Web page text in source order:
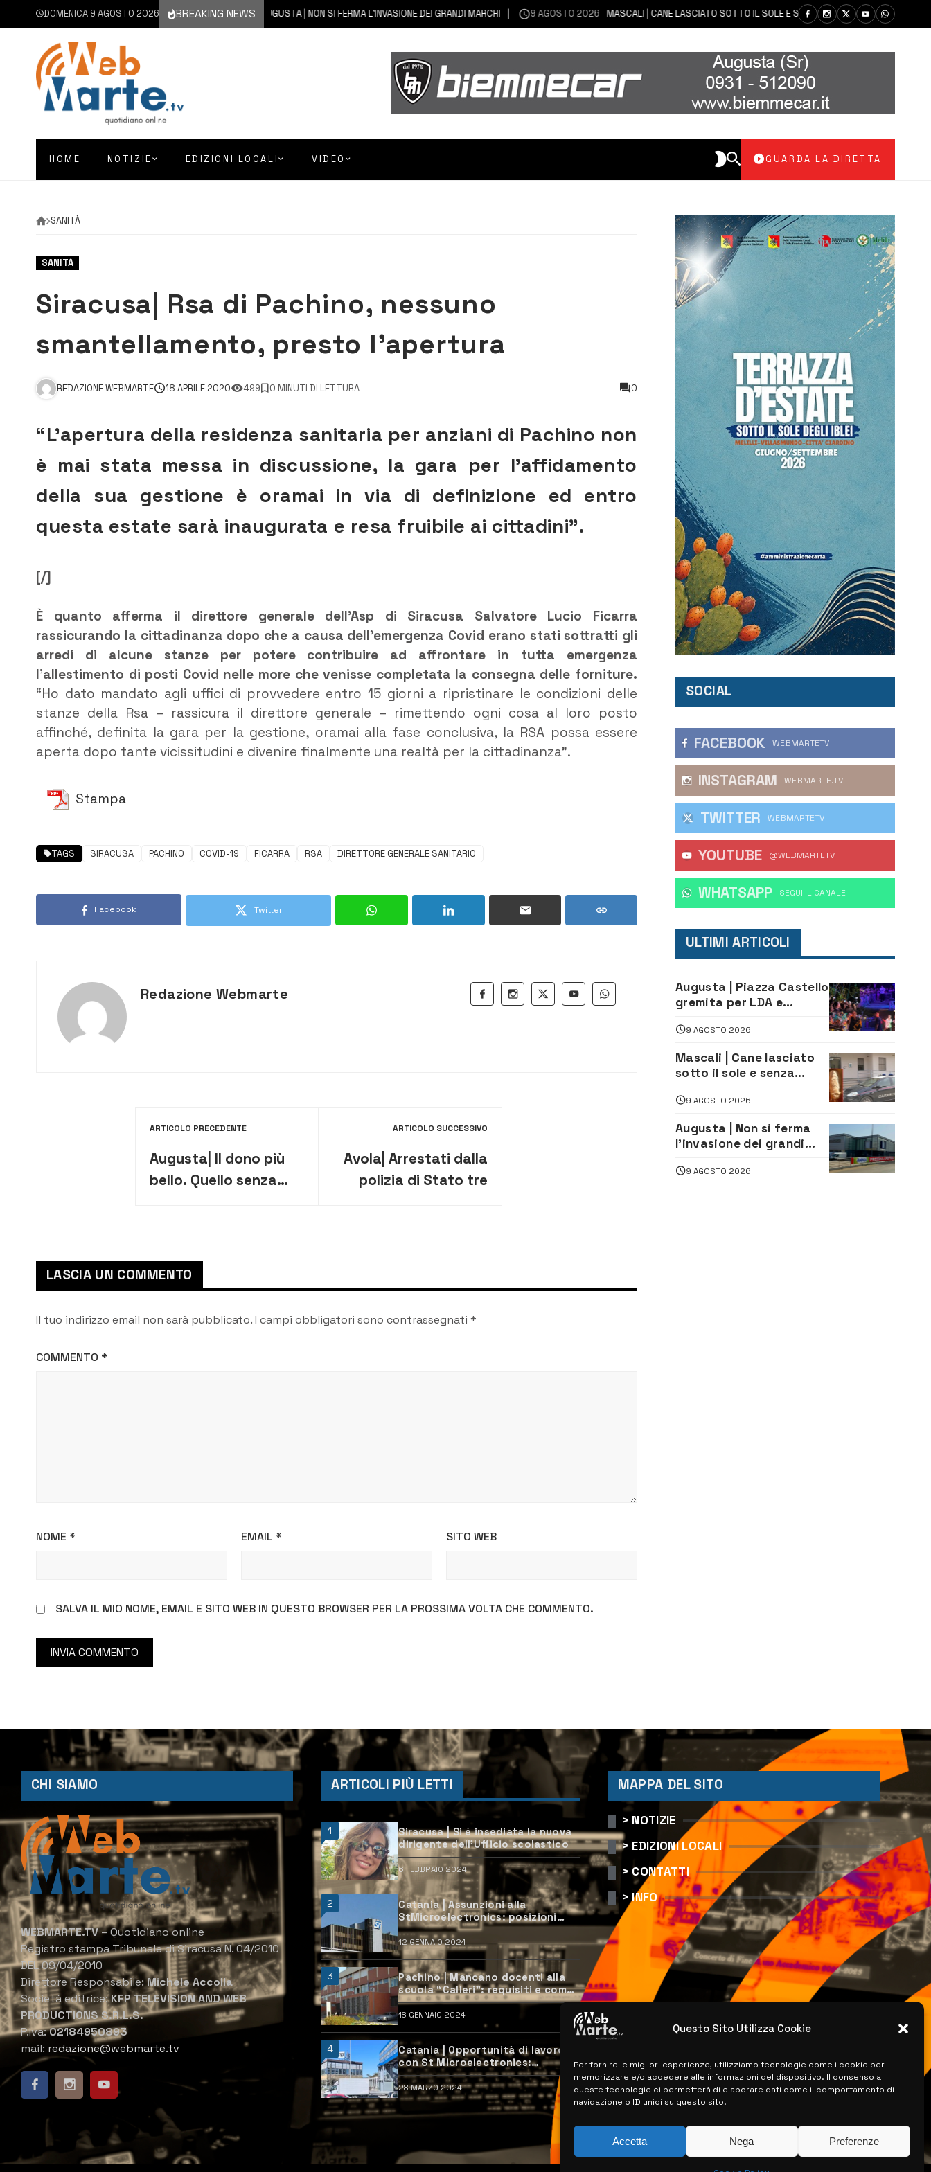
Questo Sito Utilizza Cookie
Per fornire le migliori esperienze, utilizziamo tecnologie come i cookie per
memorizzare e/o accedere alle informazioni del dispositivo. Il consenso a
queste tecnologie ci permetterà di elaborare dati come il comportamento di
navigazione o ID unici su questo sito.
Accetta Nega Preferenze
DOMENICA 9 AGOSTO 2026 BREAKING NEWS
9 AGOSTO 2026 AUGUSTA | NON SI FERMA L’INVASIONE DEI GRANDI MARCHI 9 AGOSTO 2026 MASCALI | CANE LASCIATO SOTTO IL SOLE E SENZA ACQUA: CARABINIERI
HOME NOTIZIE EDIZIONI LOCALI VIDEO GUARDA LA DIRETTA
SANITÀ
SANITÀ
Siracusa| Rsa di Pachino, nessuno
smantellamento, presto l’apertura
REDAZIONE WEBMARTE 18 APRILE 2020 499 0 MINUTI DI LETTURA 0
“L’apertura della residenza sanitaria per anziani di Pachino non
è mai stata messa in discussione, la gara per l’affidamento
della sua gestione è oramai in via di definizione ed entro
questa estate sarà inaugurata e resa fruibile ai cittadini”.
[/]
È quanto afferma il direttore generale dell’Asp di Siracusa Salvatore Lucio Ficarra
rassicurando la cittadinanza dopo che a causa dell’emergenza Covid erano stati sottratti gli
arredi di alcune stanze per potere contribuire ad affrontare in tutta emergenza
l’allestimento di posti Covid nelle more che venisse completata la consegna delle forniture.
“Ho dato mandato agli uffici di provvedere entro 15 giorni a ripristinare le condizioni delle
stanze della Rsa – rassicura il direttore generale – rimettendo ogni cosa al loro posto
affinché, definita la gara per la gestione, oramai alla fase conclusiva, la RSA possa essere
aperta dopo tante vicissitudini e divenire finalmente una realtà per la cittadinanza”.
Stampa
TAGS SIRACUSA PACHINO COVID-19 FICARRA RSA DIRETTORE GENERALE SANITARIO
Facebook Twitter
Redazione Webmarte
ARTICOLO PRECEDENTE
Augusta| Il dono più
bello. Quello senza
ARTICOLO SUCCESSIVO
Avola| Arrestati dalla
polizia di Stato tre
LASCIA UN COMMENTO
Il tuo indirizzo email non sarà pubblicato.I campi obbligatori sono contrassegnati *
COMMENTO *
NOME * EMAIL * SITO WEB
SALVA IL MIO NOME, EMAIL E SITO WEB IN QUESTO BROWSER PER LA PROSSIMA VOLTA CHE COMMENTO.
SOCIAL
FACEBOOK WEBMARTETV
INSTAGRAM WEBMARTE.TV
TWITTER WEBMARTETV
YOUTUBE @WEBMARTETV
WHATSAPP ‎SEGUI IL CANALE
ULTIMI ARTICOLI
Augusta | Piazza Castello
gremita per LDA e
ed emozioni per
“Augusta d’Estate”
9 AGOSTO 2026
Mascali | Cane lasciato
sotto il sole e senza
denunciano proprietario
9 AGOSTO 2026
Augusta | Non si ferma
l’invasione dei grandi
9 AGOSTO 2026
CHI SIAMO
WEBMARTE.TV– Quotidiano online
Registro stampa Tribunale di Siracusa N. 04/2010
DEL 09/04/2010
Direttore Responsabile:Michele Accolla
Società editrice:KFP TELEVISION AND WEB
PRODUCTIONS S.R.L.S.
P.Iva:02184950893
mail: redazione@webmarte.tv
ARTICOLI PIÙ LETTI
1
Siracusa | Si è insediata la nuova
dirigente dell’Ufficio scolastico
6 FEBBRAIO 2024
2
Catania | Assunzioni alla
StMicroelectronics: posizioni
aperte e come candidarsi
12 GENNAIO 2024
3
Pachino | Mancano docenti alla
scuola “Calleri”: requisiti e come
candidarsi
18 GENNAIO 2024
4
Catania | Opportunità di lavoro
con St Microelectronics:
centinaia di assunzioni previste
28 MARZO 2024
MAPPA DEL SITO
> NOTIZIE
> EDIZIONI LOCALI
> CONTATTI
> INFO